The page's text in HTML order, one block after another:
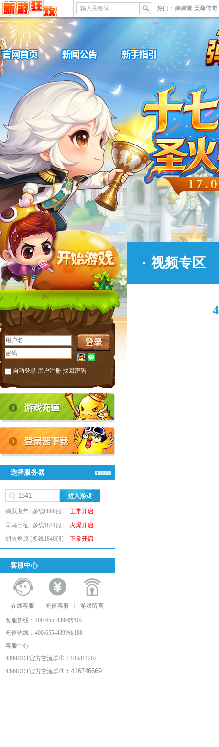
输入关键词 热门： 弹弹堂 天尊传奇
自动登录 用户注册 找回密码
选择服务器
弹跃龙年 [多线8888服]
正常开启
司马出征 [多线1841服]
火爆开启
烈火燎原 [多线1840服]
正常开启
客服中心
在线客服 充值客服 游戏留言
客服热线：400-655-4399转102
充值热线：400-655-4399转188
客服中心
4399DDT官方交流群① ： 105811202
4399DDT官方交流群③ ： 416746669
· 视频专区